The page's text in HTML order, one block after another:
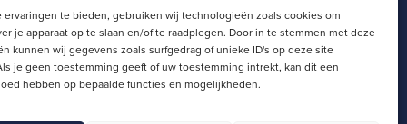
ervaringen te bieden, gebruiken wij technologieën zoals cookies om
je apparaat op te slaan en/of te raadplegen. Door in te stemmen met deze
kunnen wij gegevens zoals surfgedrag of unieke ID's op deze site
je geen toestemming geeft of uw toestemming intrekt, kan dit een
hebben op bepaalde functies en mogelijkheden.
SJL Portaal
Schoolgids